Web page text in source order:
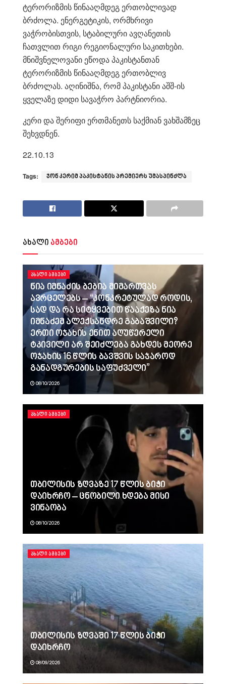
ტერორიზმის წინააღმდეგ ერთობლივად
ბრძოლა. ენერგეტიკის, ორმხრივი
ვაჭრობისთვის, სტაბილური ავღანეთის
ჩათვლით რიგი რეგიონალური საკითხები.
მნიშვნელოვანი ეწოდა პაკისტანთან
ტერორიზმის წინააღმდეგ ერთობლივ
ბრძოლას. აღინიშნა, რომ პაკისტანი აშშ-ის
ყველაზე დიდი სავაჭრო პარტნიორია.
კერი და შერიფი ერთმანეთს საქმიან ვახშამზეც
შეხვდნენ.
22.10.13
Tags: ჯონ კერიმ პაკისტანის პრემიერს უმასპინძლა
ახალი ამბები
ᲐᲮᲐᲚᲘ ᲐᲛᲑᲔᲑᲘ
ნია იმნაძის ბებია მიმართვას
ავრცელებს – “კონკრეტულად როდის,
სად და რა სიტყვებით წააქეზა ნია
იმნაძემ ალექსანდრე გაბაშვილი?
ერთი ოჯახის ენით აღუწერელი
ტკივილი არ შეიძლება გახდეს მეორე
ოჯახის 16 წლის ბავშვის საჯაროდ
განადგურების საფუძველი”
08/10/2026
ᲐᲮᲐᲚᲘ ᲐᲛᲑᲔᲑᲘ
თბილისის ზღვაზე 17 წლის ბიჭი
დაიხრჩო – ცნობილი ხდება მისი
ვინაობა
08/10/2026
ᲐᲮᲐᲚᲘ ᲐᲛᲑᲔᲑᲘ
თბილისის ზღვაში 17 წლის ბიჭი
დაიხრჩო
08/09/2026